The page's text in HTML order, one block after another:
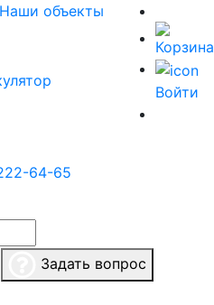
Наши объекты
Войти
64-65
Задать вопрос